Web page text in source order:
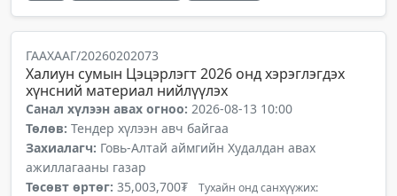
ГААХААГ/20260202073
Халиун сумын Цэцэрлэгт 2026 онд хэрэглэгдэх
хүнсний материал нийлүүлэх
Санал хүлээн авах огноо: 2026-08-13 10:00
Төлөв: Тендер хүлээн авч байгаа
Захиалагч: Говь-Алтай аймгийн Худалдан авах
ажиллагааны газар
Төсөвт өртөг: 35,003,700₮ Тухайн онд санхүүжих: